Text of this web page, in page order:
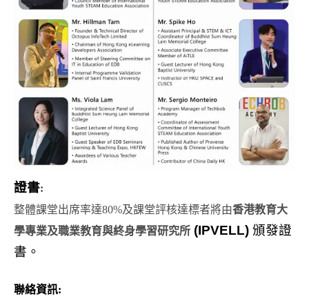
證書:
整體課堂出席率達80%及課堂評核達標者將由香港教育大
學專業及職業教育與終身學習研究所 (IPVELL) 頒發證
書。
聯絡資訊: